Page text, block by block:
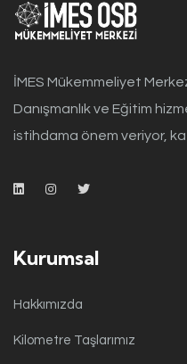
İMES Mükemmeliyet
Danışmanlık ve Eğitim
istihdama önem veriyor,
Kurumsal
Hakkımızda
Kilometre Taşlarımız